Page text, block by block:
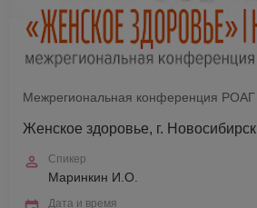
Женское здоровье, г. Новосибирск
Спикер
Маринкин И.О.
Дата и время